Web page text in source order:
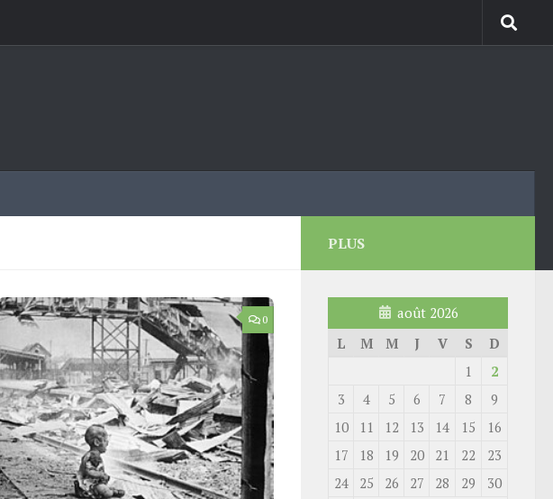
0
PLUS
août 2026
L
M M J V S
D
1
2
3
4 5 6 7 8
9
10
11 12 13 14 15
16
17
18 19 20 21 22
23
24
25 26 27 28 29
30